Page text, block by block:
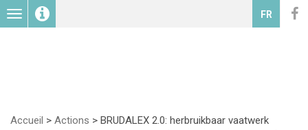
Toggle
navigation
FR
Accueil > Actions > BRUDALEX 2.0: herbruikbaar vaatwerk